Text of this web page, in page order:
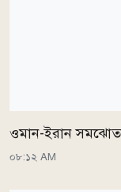
ওমান-ইরান
০৮:১২ AM